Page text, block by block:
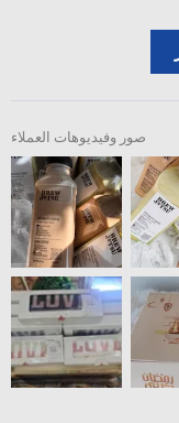
صور وفيديوهات العملاء